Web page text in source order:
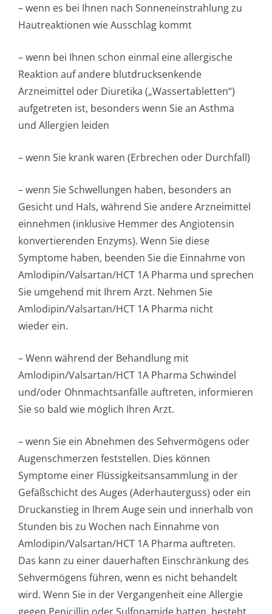
– wenn es bei Ihnen nach Sonneneinstrahlung zu
Hautreaktionen wie Ausschlag kommt
– wenn bei Ihnen schon einmal eine allergische
Reaktion auf andere blutdrucksenkende
Arzneimittel oder Diuretika („Wassertabletten“)
aufgetreten ist, besonders wenn Sie an Asthma
und Allergien leiden
– wenn Sie krank waren (Erbrechen oder Durchfall)
– wenn Sie Schwellungen haben, besonders an
Gesicht und Hals, während Sie andere Arzneimittel
einnehmen (inklusive Hemmer des Angiotensin
konvertierenden Enzyms). Wenn Sie diese
Symptome haben, beenden Sie die Einnahme von
Amlodipin/Val­sartan/HCT 1A Pharma und sprechen
Sie umgehend mit Ihrem Arzt. Nehmen Sie
Amlodipin/Val­sartan/HCT 1A Pharma nicht
wieder ein.
– Wenn während der Behandlung mit
Amlodipin/Val­sartan/HCT 1A Pharma Schwindel
und/oder Ohnmachtsanfälle auftreten, informieren
Sie so bald wie möglich Ihren Arzt.
– wenn Sie ein Abnehmen des Sehvermögens oder
Augenschmerzen feststellen. Dies können
Symptome einer Flüssigkeitsan­sammlung in der
Gefäßschicht des Auges (Aderhauterguss) oder ein
Druckanstieg in Ihrem Auge sein und innerhalb von
Stunden bis zu Wochen nach Einnahme von
Amlodipin/Val­sartan/HCT 1A Pharma auftreten.
Das kann zu einer dauerhaften Einschränkung des
Sehvermögens führen, wenn es nicht behandelt
wird. Wenn Sie in der Vergangenheit eine Allergie